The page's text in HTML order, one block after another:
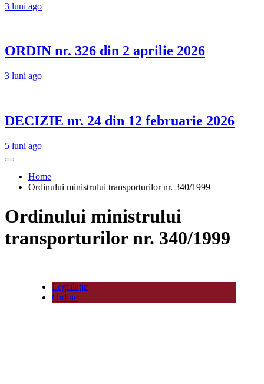
3 luni ago
ORDIN nr. 326 din 2 aprilie 2026
3 luni ago
DECIZIE nr. 24 din 12 februarie 2026
5 luni ago
Home
Ordinului ministrului transporturilor nr. 340/1999
Ordinului ministrului
transporturilor nr. 340/1999
Legislație
Ordine